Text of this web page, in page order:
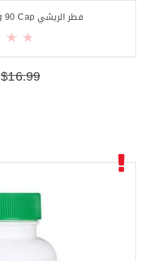
فطر الريشي Organika Reishi 250mg 90 Cap
$16.99